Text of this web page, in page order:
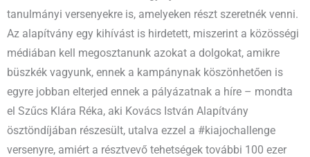
tanulmányi versenyekre is, amelyeken részt szeretnék venni.
Az alapítvány egy kihívást is hirdetett, miszerint a közösségi
médiában kell megosztanunk azokat a dolgokat, amikre
büszkék vagyunk, ennek a kampánynak köszönhetően is
egyre jobban elterjed ennek a pályázatnak a híre – mondta
el Szűcs Klára Réka, aki Kovács István Alapítvány
ösztöndíjában részesült, utalva ezzel a #kiajochallenge
versenyre, amiért a résztvevő tehetségek további 100 ezer